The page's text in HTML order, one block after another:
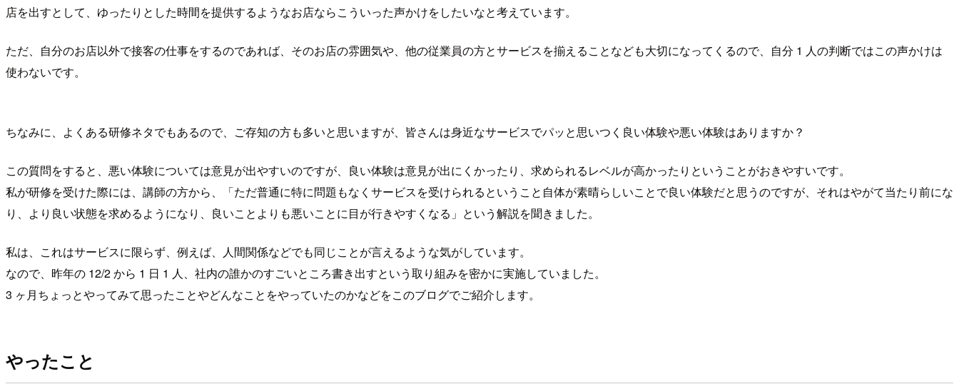
店を出すとして、ゆったりとした時間を提供するようなお店ならこういった声かけをしたいなと考えています。
ただ、自分のお店以外で接客の仕事をするのであれば、そのお店の雰囲気や、他の従業員の方とサービスを揃えることなども大切になってくるので、自分 1 人の判断ではこの声かけは
使わないです。
ちなみに、よくある研修ネタでもあるので、ご存知の方も多いと思いますが、皆さんは身近なサービスでパッと思いつく良い体験や悪い体験はありますか？
この質問をすると、悪い体験については意見が出やすいのですが、良い体験は意見が出にくかったり、求められるレベルが高かったりということがおきやすいです。
私が研修を受けた際には、講師の方から、「ただ普通に特に問題もなくサービスを受けられるということ自体が素晴らしいことで良い体験だと思うのですが、それはやがて当たり前にな
り、より良い状態を求めるようになり、良いことよりも悪いことに目が行きやすくなる」という解説を聞きました。
私は、これはサービスに限らず、例えば、人間関係などでも同じことが言えるような気がしています。
なので、昨年の 12/2 から 1 日 1 人、社内の誰かのすごいところ書き出すという取り組みを密かに実施していました。
3 ヶ月ちょっとやってみて思ったことやどんなことをやっていたのかなどをこのブログでご紹介します。
やったこと